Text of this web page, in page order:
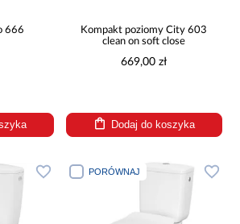
666
Kompakt poziomy City 603
clean on soft close
669,00 zł
Dodaj do koszyka
PORÓWNAJ